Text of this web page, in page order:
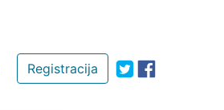
Registracija